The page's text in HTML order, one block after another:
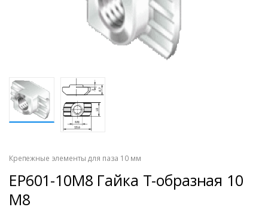
Крепежные элементы для паза 10 мм
EP601-10M8 Гайка Т-образная 10
М8